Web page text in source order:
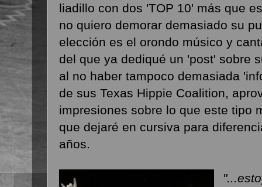
liadillo con dos 'TOP 10' más que
no quiero demorar demasiado su
elección es el orondo músico y
del que ya dediqué un 'post' sobre
al no haber tampoco demasiada
de sus Texas Hippie Coalition,
impresiones sobre lo que este tipo
que dejaré en cursiva para
años.